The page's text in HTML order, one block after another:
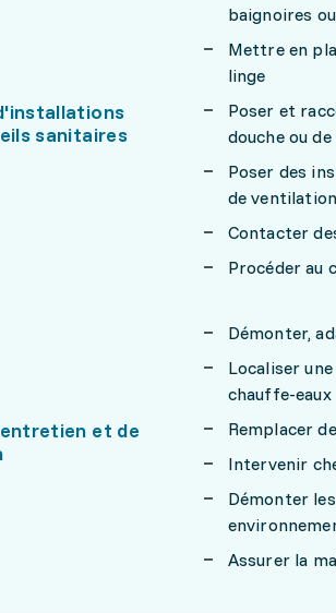
sanitaires
baignoires
Mettre en
linge
Poser et
douche ou
Poser des
de
Contacter
Procéder au
et de
Démonter,
Localiser
chauffe-eaux
Remplacer
Intervenir
Démonter
Assurer la